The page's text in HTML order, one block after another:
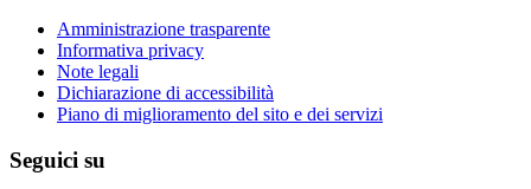
Amministrazione trasparente
Informativa privacy
Note legali
Dichiarazione di accessibilità
Piano di miglioramento del sito e dei servizi
Seguici su